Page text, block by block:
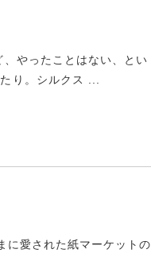
やったことはない、とい
り。シルクス ...
に愛された紙マーケットの